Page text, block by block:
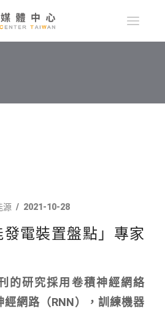
源 2021-10-28
發電裝置盤點」專家
的研究採用卷積神經網絡
經網路（RNN），訓練機器